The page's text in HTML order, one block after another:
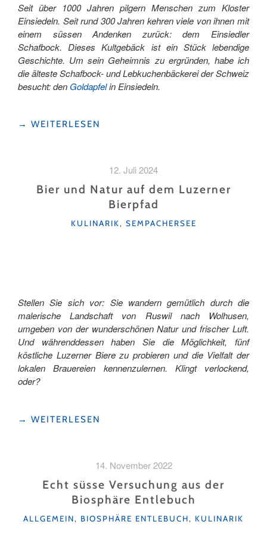
Seit über 1000 Jahren pilgern Menschen zum Kloster
Einsiedeln. Seit rund 300 Jahren kehren viele von ihnen mit
einem süssen Andenken zurück: dem Einsiedler
Schafbock. Dieses Kultgebäck ist ein Stück lebendige
Geschichte. Um sein Geheimnis zu ergründen, habe ich
die älteste Schafbock- und Lebkuchenbäckerei der Schweiz
besucht: den Goldapfelin Einsiedeln.
"ZU
SPEZIALITÄTEN-
→ WEITERLESEN
12. Juli 2024
Bier und Natur auf dem Luzerner
Bierpfad
KATEGORIEN
KULINARIK, SEMPACHERSEE
Stellen Sie sich vor: Sie wandern gemütlich durch die
malerische Landschaft von Ruswil nach Wolhusen,
umgeben von der wunderschönen Natur und frischer Luft.
Und währenddessen haben Sie die Möglichkeit, fünf
köstliche Luzerner Biere zu probieren und die Vielfalt der
lokalen Brauereien kennenzulernen. Klingt verlockend,
oder?
"BIER
LUZERNER
→ WEITERLESEN
14. November 2022
Echt süsse Versuchung aus der
Biosphäre Entlebuch
KATEGORIEN
ALLGEMEIN, BIOSPHÄRE ENTLEBUCH, KULINARIK